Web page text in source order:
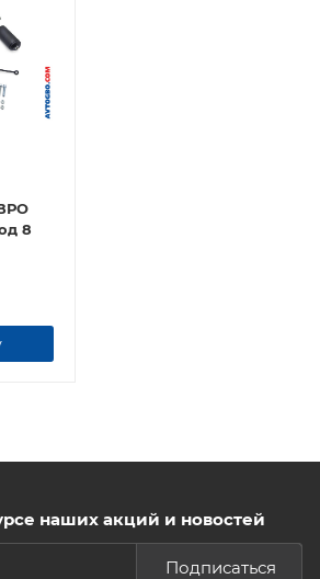
8
наших акций и новостей
Подписаться